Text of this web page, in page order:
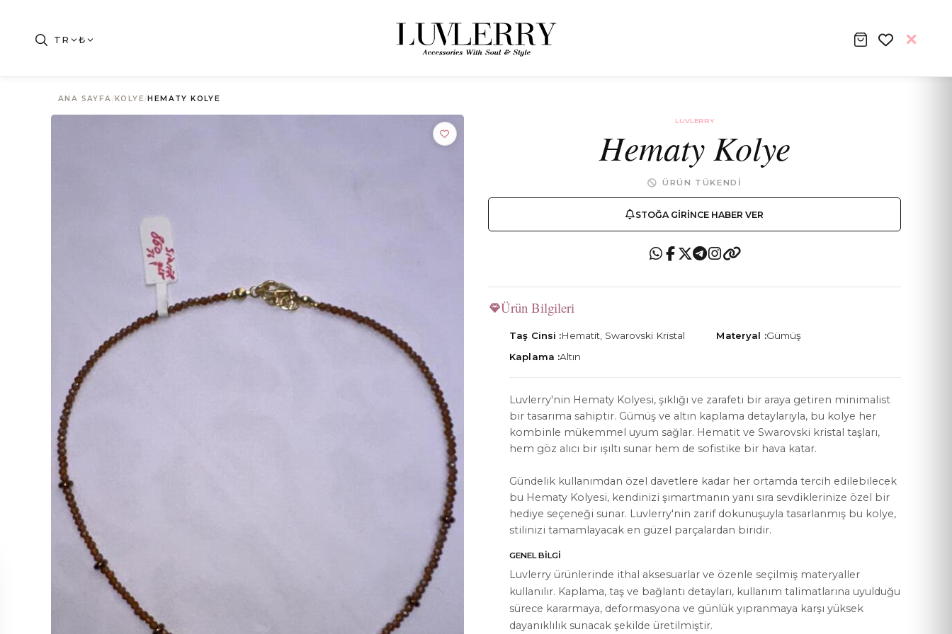
Luvlerry Dünyasına Katılın
Yeni koleksiyon ve özel kampanyalardan ilk siz haberdar olun.
MÜŞTERİ HİZMETLERİ
Bize Ulaşın
Sipariş Takibi
İade ve İptal Koşulları
Satış Noktalarımız
HAKKIMIZDA
Hakkımızda
Instagram
WhatsApp
YASAL KOŞULLAR
Mesafeli Satış Sözleşmesi
KVKK Aydınlatma Metni
Çerez Politikası
TR ₺
ANA SAYFA/KOLYE/HEMATY KOLYE
LUVLERRY
Hematy Kolye
ÜRÜN TÜKENDI
STOĞA GIRINCE HABER VER
Ürün Bilgileri
Taş Cinsi :Hematit, Swarovski Kristal
Kaplama :Altın
Materyal :Gümüş
Luvlerry'nin Hematy Kolyesi, şıklığı ve zarafeti bir araya getiren minimalist
bir tasarıma sahiptir. Gümüş ve altın kaplama detaylarıyla, bu kolye her
kombinle mükemmel uyum sağlar. Hematit ve Swarovski kristal taşları,
hem göz alıcı bir ışıltı sunar hem de sofistike bir hava katar.
Gündelik kullanımdan özel davetlere kadar her ortamda tercih edilebilecek
bu Hematy Kolyesi, kendinizi şımartmanın yanı sıra sevdiklerinize özel bir
hediye seçeneği sunar. Luvlerry'nin zarif dokunuşuyla tasarlanmış bu kolye,
stilinizi tamamlayacak en güzel parçalardan biridir.
GENEL BILGI
Luvlerry ürünlerinde ithal aksesuarlar ve özenle seçilmiş materyaller
kullanılır. Kaplama, taş ve bağlantı detayları, kullanım talimatlarına uyulduğu
sürece kararmaya, deformasyona ve günlük yıpranmaya karşı yüksek
dayanıklılık sunacak şekilde üretilmiştir.